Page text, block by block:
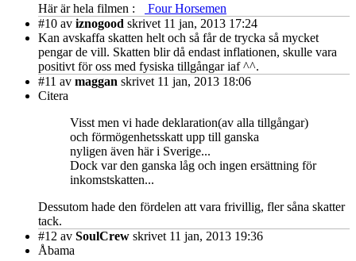
Här är hela filmen :
Four Horsemen
#10 av iznogood skrivet 11 jan, 2013 17:24
Kan avskaffa skatten helt och så får de trycka så mycket
pengar de vill. Skatten blir då endast inflationen, skulle vara
positivt för oss med fysiska tillgångar iaf ^^.
#11 av maggan skrivet 11 jan, 2013 18:06
Citera
Visst men vi hade deklaration(av alla tillgångar)
och förmögenhetsskatt upp till ganska
nyligen även här i Sverige...
Dock var den ganska låg och ingen ersättning för
inkomstskatten...
Dessutom hade den fördelen att vara frivillig, fler såna skatter
tack.
#12 av SoulCrew skrivet 11 jan, 2013 19:36
Åbama